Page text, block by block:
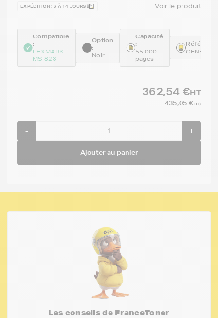
EXPÉDITION : 6 À 14 JOURS Voir le produit
Compatible
:
LEXMARK
MS 823
Option
:
Noir
Capacité
:
55 000
pages
362,54 €HT
435,05 €TTC
- +
Ajouter au panier
Les conseils de FranceToner